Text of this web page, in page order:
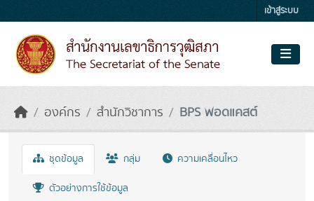
เข้าสู่ระบบ
องค์กร สำนักวิชาการ BPS พอดแคสต์
ชุดข้อมูล กลุ่ม ความเคลื่อนไหว
ตัวอย่างการใช้ข้อมูล